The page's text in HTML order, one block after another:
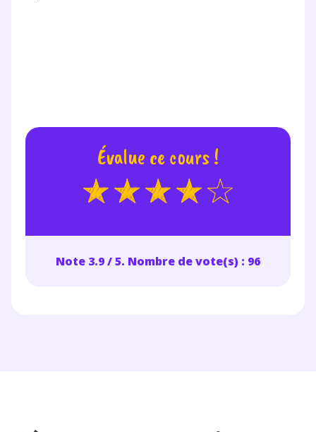
Évalue ce cours !
Note 3.9 / 5. Nombre de vote(s) : 96
accès au service de soutien scolaire pendant 24h. Pour en
savoir plus sur la gestion de vos données personnelles et
communications de la part de